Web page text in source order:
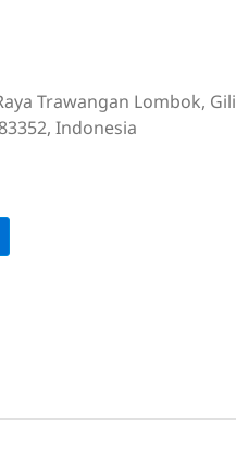
Trawangan Lombok, Gili
Indonesia